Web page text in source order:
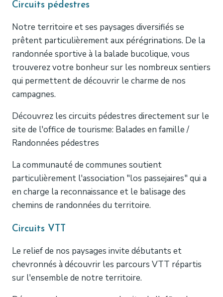
Circuits pédestres
Notre territoire et ses paysages diversifiés se
prêtent particulièrement aux pérégrinations. De la
randonnée sportive à la balade bucolique, vous
trouverez votre bonheur sur les nombreux sentiers
qui permettent de découvrir le charme de nos
campagnes.
Découvrez les circuits pédestres directement sur le
site de l'office de tourisme: Balades en famille /
Randonnées pédestres
La communauté de communes soutient
particulièrement l'association "los passejaires" qui a
en charge la reconnaissance et le balisage des
chemins de randonnées du territoire.
Circuits VTT
Le relief de nos paysages invite débutants et
chevronnés à découvrir les parcours VTT répartis
sur l'ensemble de notre territoire.